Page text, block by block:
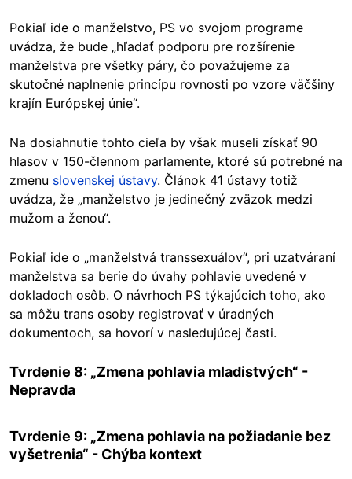
Pokiaľ ide o manželstvo, PS vo svojom programe
uvádza, že bude „hľadať podporu pre rozšírenie
manželstva pre všetky páry, čo považujeme za
skutočné naplnenie princípu rovnosti po vzore väčšiny
krajín Európskej únie“.
Na dosiahnutie tohto cieľa by však museli získať 90
hlasov v 150-člennom parlamente, ktoré sú potrebné na
zmenu slovenskej ústavy. Článok 41 ústavy totiž
uvádza, že „manželstvo je jedinečný zväzok medzi
mužom a ženou“.
Pokiaľ ide o „manželstvá transsexuálov“, pri uzatváraní
manželstva sa berie do úvahy pohlavie uvedené v
dokladoch osôb. O návrhoch PS týkajúcich toho, ako
sa môžu trans osoby registrovať v úradných
dokumentoch, sa hovorí v nasledujúcej časti.
Tvrdenie 8: „Zmena pohlavia mladistvých“ -
Nepravda
Tvrdenie 9: „Zmena pohlavia na požiadanie bez
vyšetrenia“ - Chýba kontext